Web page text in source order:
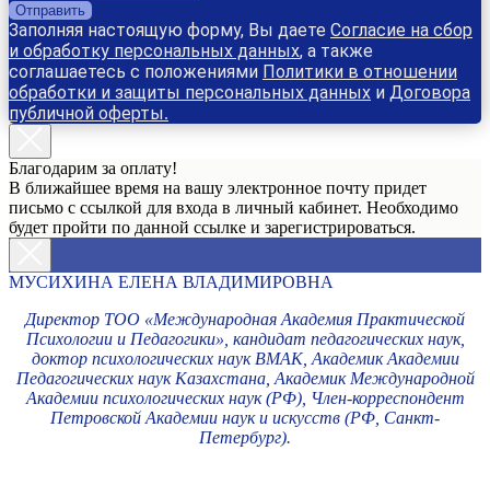
Отправить
Заполняя настоящую форму, Вы даете Согласие на сбор
и обработку персональных данных, а также
соглашаетесь с положениями Политики в отношении
обработки и защиты персональных данных и Договора
публичной оферты.
Благодарим за оплату!
В ближайшее время на вашу электронное почту придет
письмо с ссылкой для входа в личный кабинет. Необходимо
будет пройти по данной ссылке и зарегистрироваться.
МУСИХИНА ЕЛЕНА ВЛАДИМИРОВНА
Директор ТОО «Международная Академия Практической
Психологии и Педагогики», кандидат педагогических наук,
доктор психологических наук ВМАК, Академик Академии
Педагогических наук Казахстана, Академик Международной
Академии психологических наук (РФ), Член-корреспондент
Петровской Академии наук и искусств (РФ, Санкт-
Петербург).